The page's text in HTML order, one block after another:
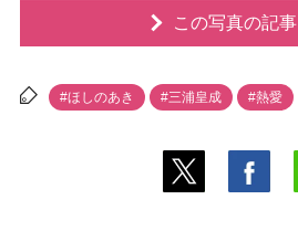
この写真の記
#ほしのあき #三浦皇成 #熱愛